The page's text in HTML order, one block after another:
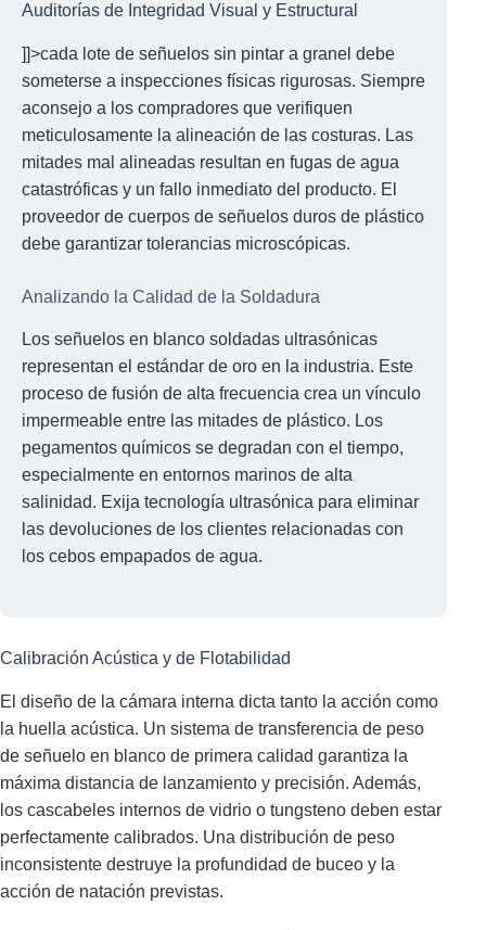
Auditorías de Integridad Visual y Estructural
]]>cada lote de señuelos sin pintar a granel debe
someterse a inspecciones físicas rigurosas. Siempre
aconsejo a los compradores que verifiquen
meticulosamente la alineación de las costuras. Las
mitades mal alineadas resultan en fugas de agua
catastróficas y un fallo inmediato del producto. El
proveedor de cuerpos de señuelos duros de plástico
debe garantizar tolerancias microscópicas.
Analizando la Calidad de la Soldadura
Los señuelos en blanco soldadas ultrasónicas
representan el estándar de oro en la industria. Este
proceso de fusión de alta frecuencia crea un vínculo
impermeable entre las mitades de plástico. Los
pegamentos químicos se degradan con el tiempo,
especialmente en entornos marinos de alta
salinidad. Exija tecnología ultrasónica para eliminar
las devoluciones de los clientes relacionadas con
los cebos empapados de agua.
Calibración Acústica y de Flotabilidad
El diseño de la cámara interna dicta tanto la acción como
la huella acústica. Un sistema de transferencia de peso
de señuelo en blanco de primera calidad garantiza la
máxima distancia de lanzamiento y precisión. Además,
los cascabeles internos de vidrio o tungsteno deben estar
perfectamente calibrados. Una distribución de peso
inconsistente destruye la profundidad de buceo y la
acción de natación previstas.